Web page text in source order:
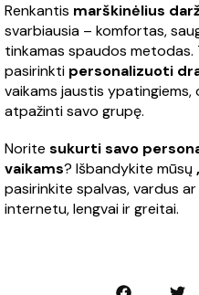
Renkantis marškinėlius
svarbiausia – komfortas,
tinkamas spaudos metodas.
pasirinkti personalizuoti
vaikams jaustis
atpažinti savo grupę.
Norite sukurti savo
vaikams? Išbandykite mūsų
pasirinkite spalvas, vardus
internetu, lengvai ir greitai.